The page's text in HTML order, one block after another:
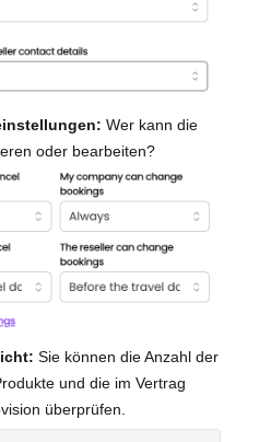
Wer kann die
oder bearbeiten?
Sie können die Anzahl der
und die im Vertrag
überprüfen.